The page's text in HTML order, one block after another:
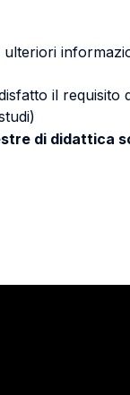
il
di didattica